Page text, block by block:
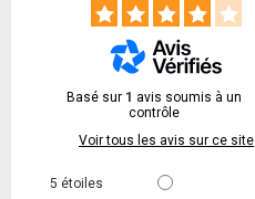
Basé sur 1 avis soumis à un
contrôle
Voir tous les avis sur ce site
5 étoiles